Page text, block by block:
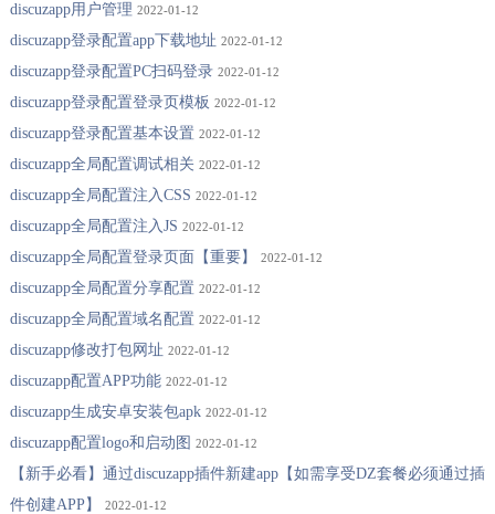
discuzapp用户管理 2022-01-12
discuzapp登录配置app下载地址 2022-01-12
discuzapp登录配置PC扫码登录 2022-01-12
discuzapp登录配置登录页模板 2022-01-12
discuzapp登录配置基本设置 2022-01-12
discuzapp全局配置调试相关 2022-01-12
discuzapp全局配置注入CSS 2022-01-12
discuzapp全局配置注入JS 2022-01-12
discuzapp全局配置登录页面【重要】 2022-01-12
discuzapp全局配置分享配置 2022-01-12
discuzapp全局配置域名配置 2022-01-12
discuzapp修改打包网址 2022-01-12
discuzapp配置APP功能 2022-01-12
discuzapp生成安卓安装包apk 2022-01-12
discuzapp配置logo和启动图 2022-01-12
【新手必看】通过discuzapp插件新建app【如需享受DZ套餐必须通过插
件创建APP】
2022-01-12